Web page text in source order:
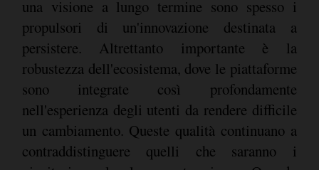
una visione a lungo termine sono spesso i
propulsori di un'innovazione destinata a
persistere. Altrettanto importante è la
robustezza dell'ecosistema, dove le piattaforme
sono integrate così profondamente
nell'esperienza degli utenti da rendere difficile
un cambiamento. Queste qualità continuano a
contraddistinguere quelli che saranno i